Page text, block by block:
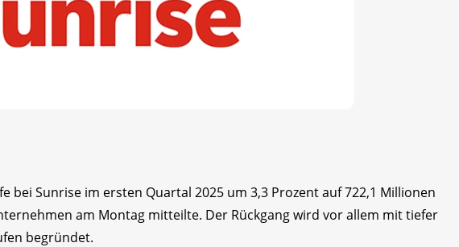
bei Sunrise im ersten Quartal 2025 um 3,3 Prozent auf 722,1 Millionen
am Montag mitteilte. Der Rückgang wird vor allem mit tiefer
begründet.